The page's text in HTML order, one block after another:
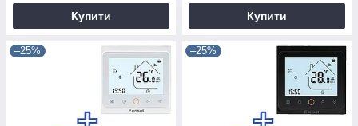
Купити Купити
–25% –25%